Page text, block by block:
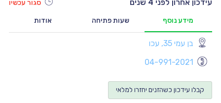
עידכון אחרון לפני 4 שנים סגור עכשיו
מידע נוסף שעות פתיחה אודות
בן עמי 35, עכו
04-991-2021
קבלו עידכון כשהזנים יחזרו למלאי